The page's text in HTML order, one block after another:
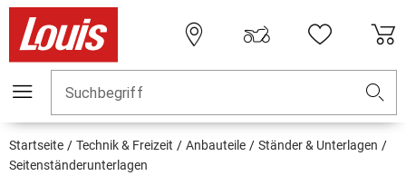
Suchbegriff
Startseite Technik & Freizeit Anbauteile
Ständer & Unterlagen
Seitenständerunterlagen